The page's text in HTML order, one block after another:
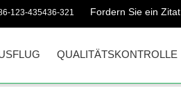
123-435436-321 Fordern Sie ein Zitat
QUALITÄTSKONTROLLE